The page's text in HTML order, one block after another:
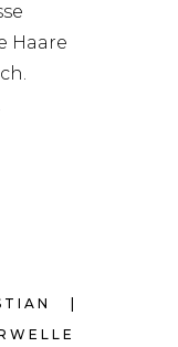
Haare